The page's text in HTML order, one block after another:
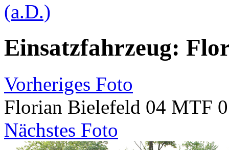
(a.D.)
Einsatzfahrzeug:
Vorheriges Foto
Florian Bielefeld 04 MTF
Nächstes Foto